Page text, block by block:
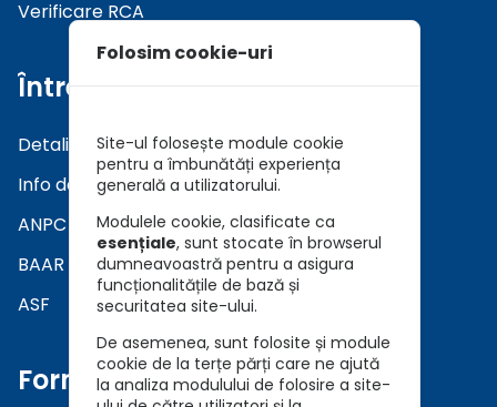
Verificare RCA
Întrebări
Detalii asiguratori
Info daune
ANPC
BAAR
ASF
Formulare
Folosim cookie-uri
Site-ul folosește module cookie
pentru a îmbunătăți experiența
generală a utilizatorului.
Modulele cookie, clasificate ca
esențiale, sunt stocate în browserul
dumneavoastră pentru a asigura
funcționalitățile de bază și
securitatea site-ului.
De asemenea, sunt folosite și module
cookie de la terțe părți care ne ajută
la analiza modulului de folosire a site-